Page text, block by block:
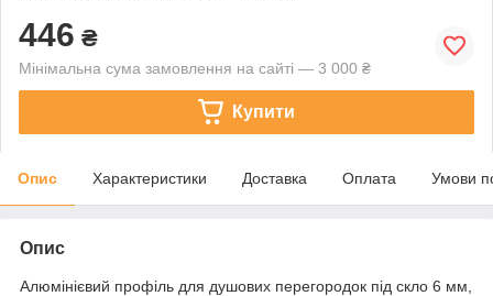
446 ₴
Мінімальна сума замовлення на сайті — 3 000 ₴
Купити
Опис Характеристики Доставка Оплата Умови
Опис
Алюмінієвий профіль для душових перегородок під скло 6 мм,